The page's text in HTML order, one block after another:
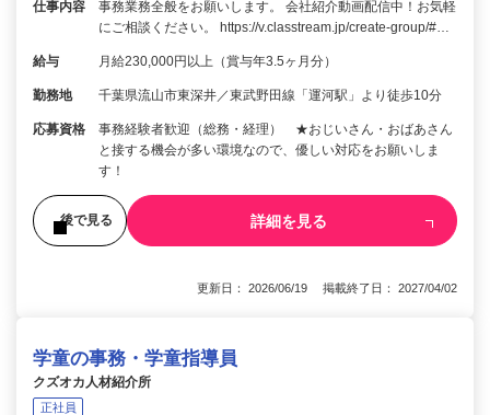
仕事内容
事務業務全般をお願いします。 会社紹介動画配信中！お気軽
にご相談ください。 https://v.classtream.jp/create-group/#…
給与 月給230,000円以上（賞与年3.5ヶ月分）
勤務地 千葉県流山市東深井／東武野田線「運河駅」より徒歩10分
応募資格
事務経験者歓迎（総務・経理） ★おじいさん・おばあさん
と接する機会が多い環境なので、優しい対応をお願いしま
す！
後で見る 詳細を見る
更新日： 2026/06/19 掲載終了日： 2027/04/02
学童の事務・学童指導員
クズオカ人材紹介所
正社員